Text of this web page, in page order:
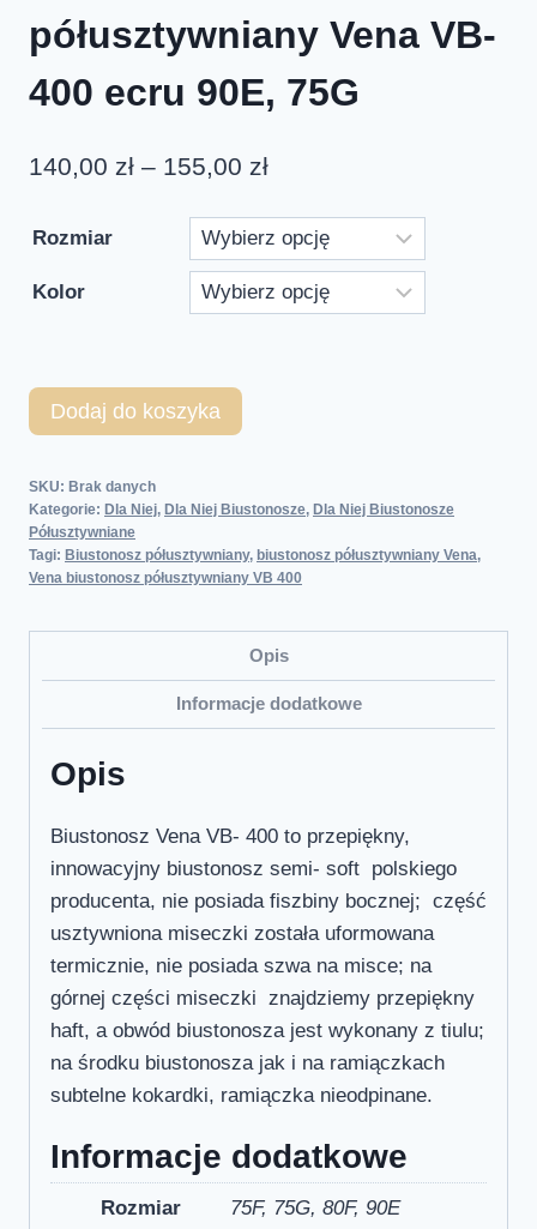
półusztywniany Vena VB-
400 ecru 90E, 75G
140,00 zł – 155,00 zł
Rozmiar
Kolor
Dodaj do koszyka
SKU: Brak danych
Kategorie: Dla Niej, Dla Niej Biustonosze, Dla Niej Biustonosze
Półusztywniane
Tagi: Biustonosz półusztywniany, biustonosz półusztywniany Vena,
Vena biustonosz półusztywniany VB 400
Opis
Informacje dodatkowe
Opis
Biustonosz Vena VB- 400 to przepiękny,
innowacyjny biustonosz semi- soft polskiego
producenta, nie posiada fiszbiny bocznej; część
usztywniona miseczki została uformowana
termicznie, nie posiada szwa na misce; na
górnej części miseczki znajdziemy przepiękny
haft, a obwód biustonosza jest wykonany z tiulu;
na środku biustonosza jak i na ramiączkach
subtelne kokardki, ramiączka nieodpinane.
Informacje dodatkowe
Rozmiar 75F, 75G, 80F, 90E